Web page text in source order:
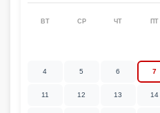
ВТ СР ЧТ ПТ
4 5 6 7
11 12 13 14